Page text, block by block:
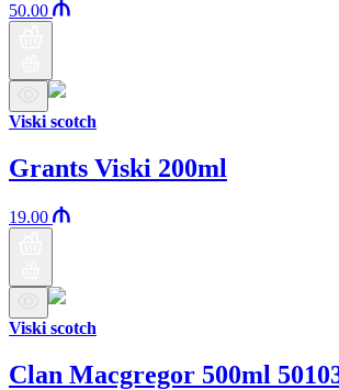
50.00
Viski scotch
Grants Viski 200ml
19.00
Viski scotch
Clan Macgregor 500ml